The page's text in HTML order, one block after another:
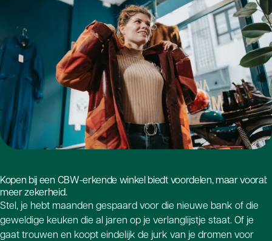
Kopen bij een CBW-erkende winkel biedt voordelen, maar vooral:
meer zekerheid.
Stel, je hebt maanden gespaard voor die nieuwe bank of die
geweldige keuken die al jaren op je verlanglijstje staat. Of je
gaat trouwen en koopt eindelijk de jurk van je dromen voor